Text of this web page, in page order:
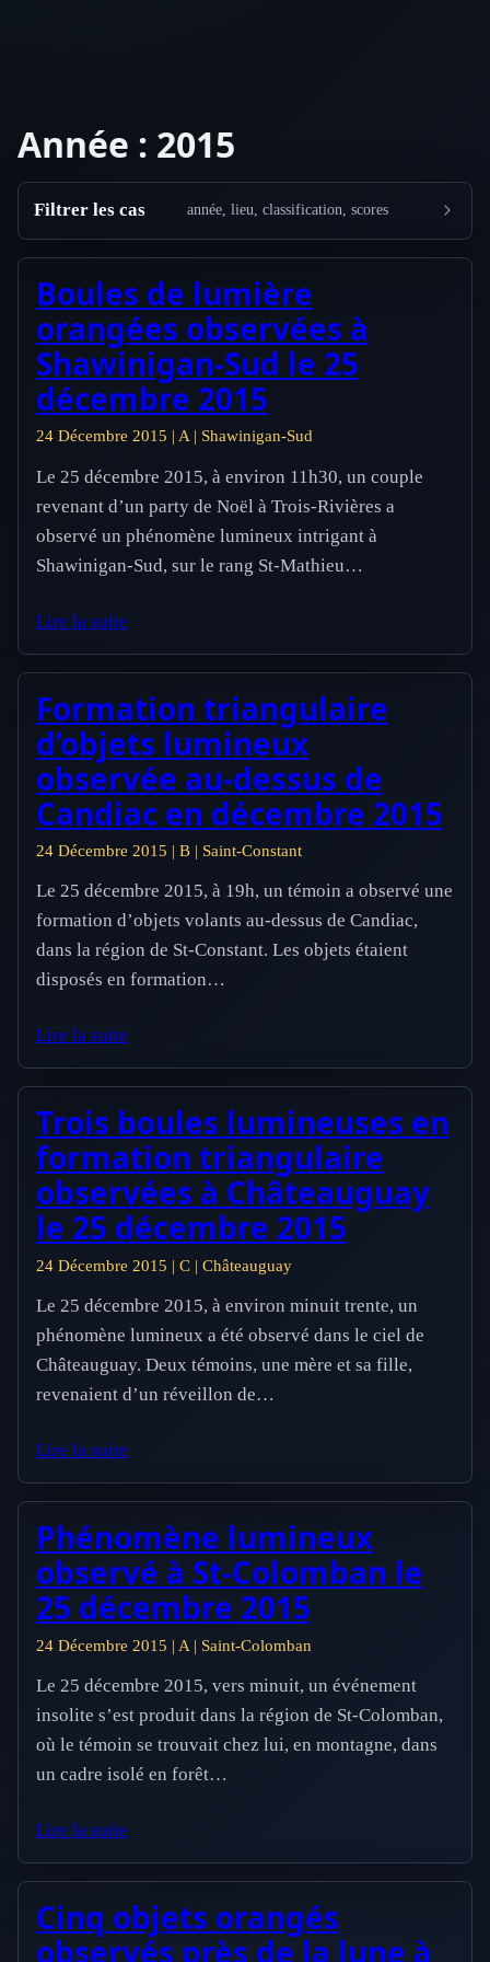
Année : 2015
Filtrer les cas année, lieu, classification, scores
Boules de lumière
orangées observées à
Shawinigan-Sud le 25
décembre 2015
24 Décembre 2015 | A | Shawinigan-Sud
Le 25 décembre 2015, à environ 11h30, un couple
revenant d’un party de Noël à Trois-Rivières a
observé un phénomène lumineux intrigant à
Shawinigan-Sud, sur le rang St-Mathieu…
Lire la suite
Formation triangulaire
d’objets lumineux
observée au-dessus de
Candiac en décembre 2015
24 Décembre 2015 | B | Saint-Constant
Le 25 décembre 2015, à 19h, un témoin a observé une
formation d’objets volants au-dessus de Candiac,
dans la région de St-Constant. Les objets étaient
disposés en formation…
Lire la suite
Trois boules lumineuses en
formation triangulaire
observées à Châteauguay
le 25 décembre 2015
24 Décembre 2015 | C | Châteauguay
Le 25 décembre 2015, à environ minuit trente, un
phénomène lumineux a été observé dans le ciel de
Châteauguay. Deux témoins, une mère et sa fille,
revenaient d’un réveillon de…
Lire la suite
Phénomène lumineux
observé à St-Colomban le
25 décembre 2015
24 Décembre 2015 | A | Saint-Colomban
Le 25 décembre 2015, vers minuit, un événement
insolite s’est produit dans la région de St-Colomban,
où le témoin se trouvait chez lui, en montagne, dans
un cadre isolé en forêt…
Lire la suite
Cinq objets orangés
observés près de la lune à